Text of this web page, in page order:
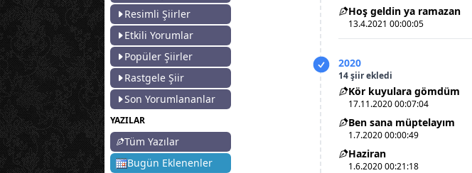
Resimli Şiirler
Etkili Yorumlar
Popüler Şiirler
Rastgele Şiir
Son Yorumlananlar
YAZILAR
Tüm Yazılar
Bugün Eklenenler
Hoş geldin ya ramazan
13.4.2021 00:00:05
2020
14 şiir ekledi
Kör kuyulara gömdüm
17.11.2020 00:07:04
Ben sana müptelayım
1.7.2020 00:00:49
Haziran
1.6.2020 00:21:18